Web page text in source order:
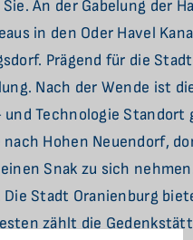
An der Gabelung der
in den Oder Havel
Prägend für die
Nach der Wende ist
Technologie Standort
nach Hohen Neuendorf,
Snak zu sich
Die Stadt Oranienburg
zählt die